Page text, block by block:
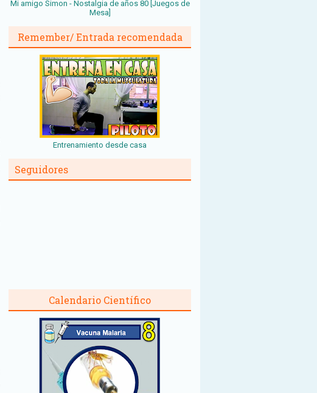
Mi amigo Simon - Nostalgia de años 80 [Juegos de
Mesa]
Remember/ Entrada recomendada
Entrenamiento desde casa
Seguidores
Calendario Científico